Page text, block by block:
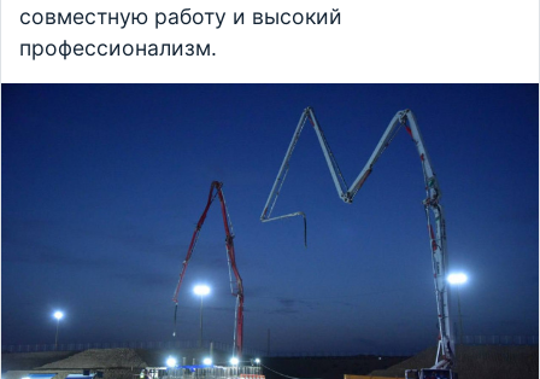
совместную работу и высокий
профессионализм.